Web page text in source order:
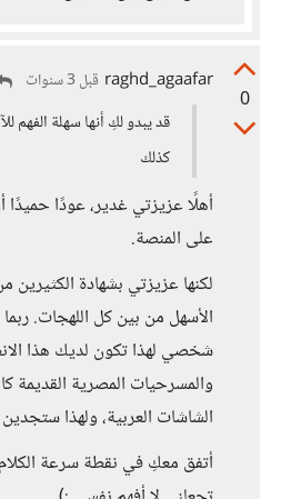
0
raghd_agaafar قبل 3 سنوات
قد يبدو لكِ أنها سهلة الفهم
كذلك
أهلًا عزيزتي غدير، عودًا حميدًا
على المنصة.
لكنها عزيزتي بشهادة
الأسهل من بين كل اللهجات.
شخصي لهذا تكون لديك هذا
والمسرحيات المصرية
الشاشات العربية، ولهذا
أتفق معكِ في نقطة سرعة